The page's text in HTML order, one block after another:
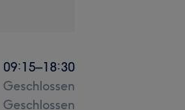
09:15–18:30
Geschlossen
Geschlossen